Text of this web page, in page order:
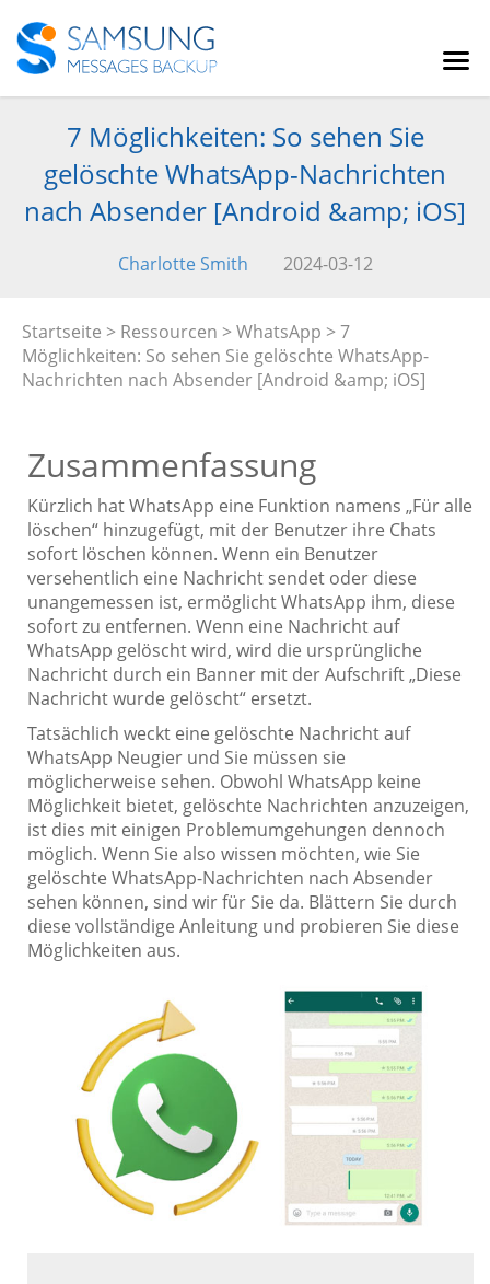
7 Möglichkeiten: So sehen Sie
gelöschte WhatsApp-Nachrichten
nach Absender [Android &amp; iOS]
Charlotte Smith 2024-03-12
Startseite > Ressourcen >WhatsApp > 7
Möglichkeiten: So sehen Sie gelöschte WhatsApp-
Nachrichten nach Absender [Android &amp; iOS]
Zusammenfassung
Kürzlich hat WhatsApp eine Funktion namens „Für alle
löschen“ hinzugefügt, mit der Benutzer ihre Chats
sofort löschen können. Wenn ein Benutzer
versehentlich eine Nachricht sendet oder diese
unangemessen ist, ermöglicht WhatsApp ihm, diese
sofort zu entfernen. Wenn eine Nachricht auf
WhatsApp gelöscht wird, wird die ursprüngliche
Nachricht durch ein Banner mit der Aufschrift „Diese
Nachricht wurde gelöscht“ ersetzt.
Tatsächlich weckt eine gelöschte Nachricht auf
WhatsApp Neugier und Sie müssen sie
möglicherweise sehen. Obwohl WhatsApp keine
Möglichkeit bietet, gelöschte Nachrichten anzuzeigen,
ist dies mit einigen Problemumgehungen dennoch
möglich. Wenn Sie also wissen möchten, wie Sie
gelöschte WhatsApp-Nachrichten nach Absender
sehen können, sind wir für Sie da. Blättern Sie durch
diese vollständige Anleitung und probieren Sie diese
Möglichkeiten aus.